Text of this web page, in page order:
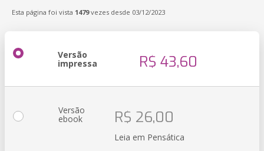
Esta página foi vista 1479vezes desde 03/12/2023
Versão
impressa R$ 43,60
Versão
ebook R$ 26,00
Leia em Pensática